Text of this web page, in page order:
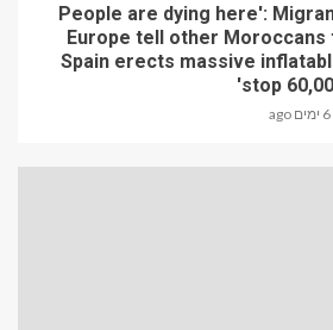
'People are dying here':
Europe tell other Moroccans
Spain erects massive
stop
6 ימים ago